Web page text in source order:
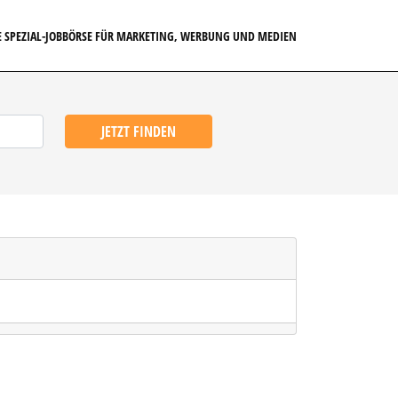
SPEZIAL-JOBBÖRSE FÜR MARKETING, WERBUNG UND MEDIEN
JETZT FINDEN